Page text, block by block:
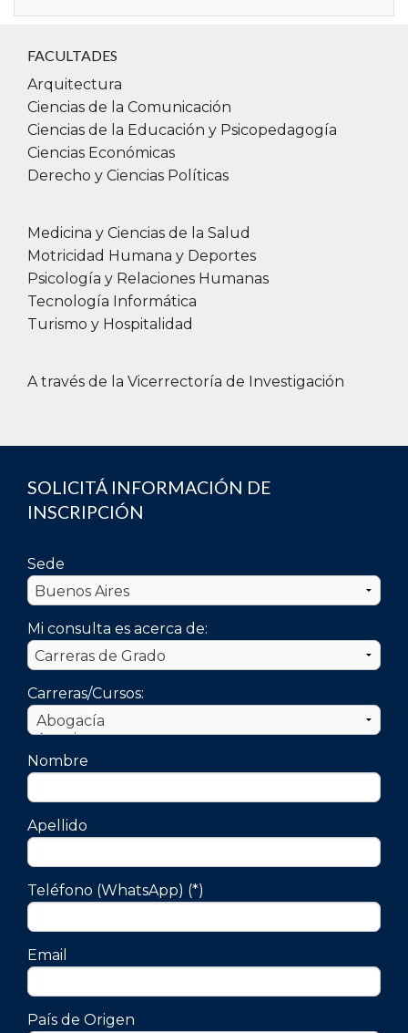
FACULTADES
Arquitectura
Ciencias de la Comunicación
Ciencias de la Educación y Psicopedagogía
Ciencias Económicas
Derecho y Ciencias Políticas
Medicina y Ciencias de la Salud
Motricidad Humana y Deportes
Psicología y Relaciones Humanas
Tecnología Informática
Turismo y Hospitalidad
A través de la Vicerrectoría de Investigación
SOLICITÁ INFORMACIÓN DE
INSCRIPCIÓN
Sede
Mi consulta es acerca de:
Carreras/Cursos:
Nombre
Apellido
Teléfono (WhatsApp) (*)
Email
País de Origen